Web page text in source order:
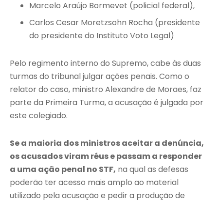
Marcelo Araújo Bormevet (policial federal),
Carlos Cesar Moretzsohn Rocha (presidente
do presidente do Instituto Voto Legal)
Pelo regimento interno do Supremo, cabe às duas
turmas do tribunal julgar ações penais. Como o
relator do caso, ministro Alexandre de Moraes, faz
parte da Primeira Turma, a acusação é julgada por
este colegiado.
Se a maioria dos ministros aceitar a denúncia,
os acusados viram réus e passam a responder
a uma ação penal no STF, na qual as defesas
poderão ter acesso mais amplo ao material
utilizado pela acusação e pedir a produção de